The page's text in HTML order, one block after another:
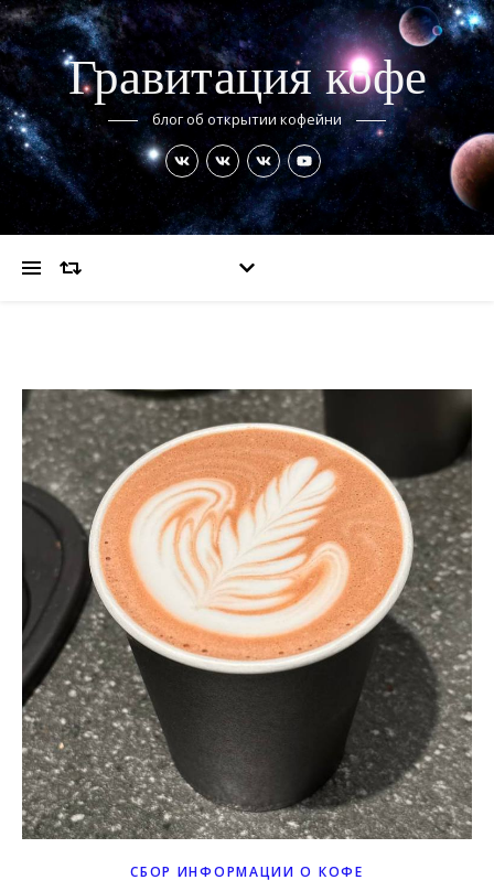
Гравитация кофе
блог об открытии кофейни
СБОР ИНФОРМАЦИИ О КОФЕ